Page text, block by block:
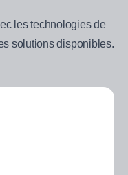
les technologies de
solutions disponibles.